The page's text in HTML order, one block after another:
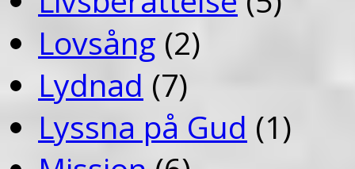
Lovsång (2)
Lydnad (7)
Lyssna på Gud (1)